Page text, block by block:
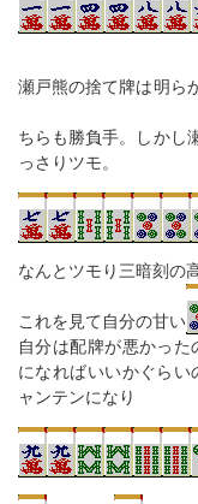
瀬戸熊の捨て牌は明ら
ちらも勝負手。しかし
っさりツモ。
なんとツモり三暗刻の
これを見て自分の甘い
自分は配牌が悪かっ
になればいいかぐら
ャンテンになり